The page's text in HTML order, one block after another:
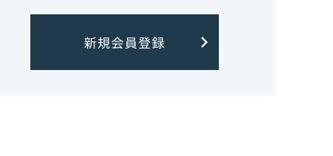
新規会員登録